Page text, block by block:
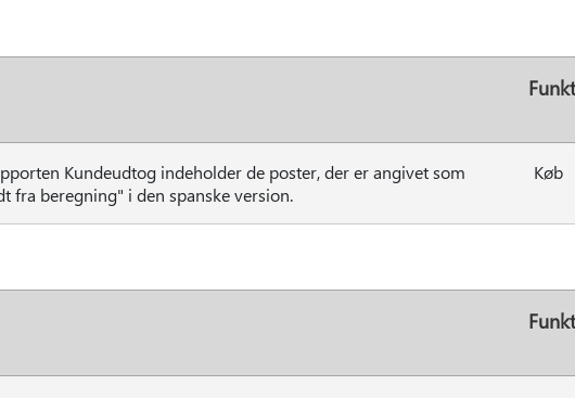
Kundeudtog indeholder de poster, der er angivet som
fra beregning" i den spanske version.
Køb